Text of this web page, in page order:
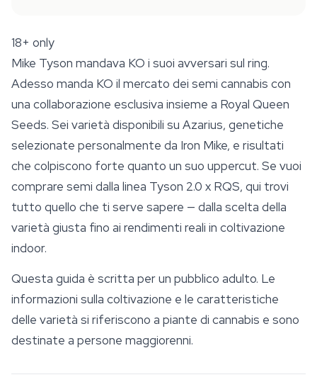
18+ only
Mike Tyson mandava KO i suoi avversari sul ring.
Adesso manda KO il mercato dei semi cannabis con
una collaborazione esclusiva insieme a Royal Queen
Seeds. Sei varietà disponibili su Azarius, genetiche
selezionate personalmente da Iron Mike, e risultati
che colpiscono forte quanto un suo uppercut. Se vuoi
comprare semi dalla linea Tyson 2.0 x RQS, qui trovi
tutto quello che ti serve sapere — dalla scelta della
varietà giusta fino ai rendimenti reali in coltivazione
indoor.
Questa guida è scritta per un pubblico adulto. Le
informazioni sulla coltivazione e le caratteristiche
delle varietà si riferiscono a piante di cannabis e sono
destinate a persone maggiorenni.